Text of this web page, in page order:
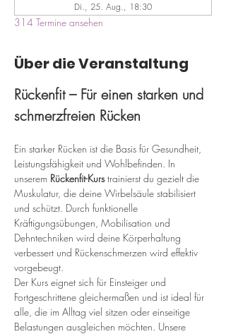
Di., 25. Aug., 18:30
314 Termine ansehen
Über die Veranstaltung
Rückenfit – Für einen starken und
schmerzfreien Rücken
Ein starker Rücken ist die Basis für Gesundheit,
Leistungsfähigkeit und Wohlbefinden. In
unserem Rückenfit-Kurs trainierst du gezielt die
Muskulatur, die deine Wirbelsäule stabilisiert
und schützt. Durch funktionelle
Kräftigungsübungen, Mobilisation und
Dehntechniken wird deine Körperhaltung
verbessert und Rückenschmerzen wird effektiv
vorgebeugt.
Der Kurs eignet sich für Einsteiger und
Fortgeschrittene gleichermaßen und ist ideal für
alle, die im Alltag viel sitzen oder einseitige
Belastungen ausgleichen möchten. Unsere